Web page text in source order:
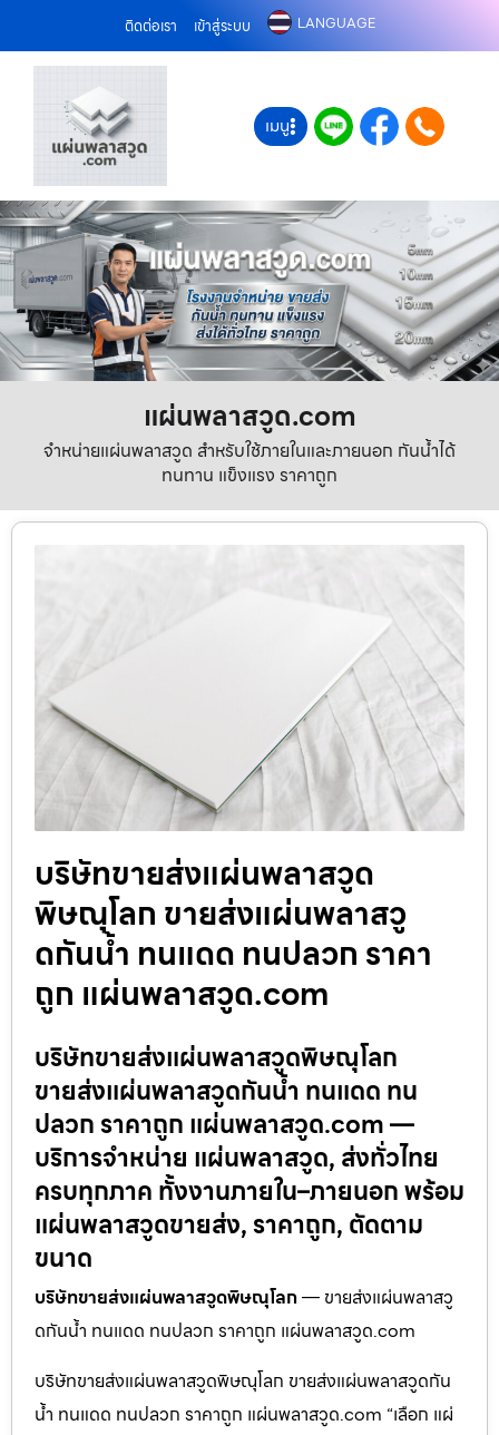
ติดต่อเรา เข้าสู่ระบบ LANGUAGE
เมนู
แผ่นพลาสวูด.com
จำหน่ายแผ่นพลาสวูด สำหรับใช้ภายในและภายนอก กันน้ำได้
ทนทาน แข็งแรง ราคาถูก
บริษัทขายส่งแผ่นพลาสวูด
พิษณุโลก ขายส่งแผ่นพลาสวู
ดกันน้ำ ทนแดด ทนปลวก ราคา
ถูก แผ่นพลาสวูด.com
บริษัทขายส่งแผ่นพลาสวูดพิษณุโลก
ขายส่งแผ่นพลาสวูดกันน้ำ ทนแดด ทน
ปลวก ราคาถูก แผ่นพลาสวูด.com —
บริการจำหน่าย แผ่นพลาสวูด, ส่งทั่วไทย
ครบทุกภาค ทั้งงานภายใน–ภายนอก พร้อม
แผ่นพลาสวูดขายส่ง, ราคาถูก, ตัดตาม
ขนาด
บริษัทขายส่งแผ่นพลาสวูดพิษณุโลก— ขายส่งแผ่นพลาสวู
ดกันน้ำ ทนแดด ทนปลวก ราคาถูก แผ่นพลาสวูด.com
บริษัทขายส่งแผ่นพลาสวูดพิษณุโลก ขายส่งแผ่นพลาสวูดกัน
น้ำ ทนแดด ทนปลวก ราคาถูก แผ่นพลาสวูด.com “เลือก แผ่